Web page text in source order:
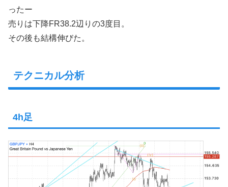
ったー
売りは下降FR38.2辺りの3度目。
その後も結構伸びた。
テクニカル分析
4h足